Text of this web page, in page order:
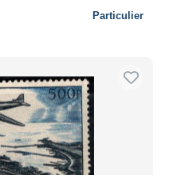
Particulier